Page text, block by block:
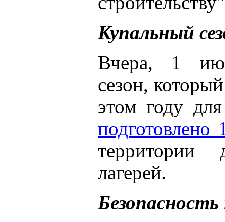
Купальный
Вчера, 1
сезон,
этом году
подготовлено
территории
лагерей.
Безопасность